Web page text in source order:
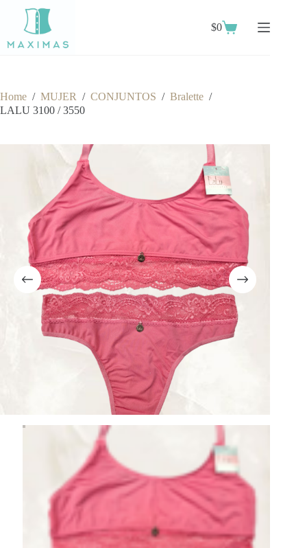
content
Shopping
$0
Home / MUJER / CONJUNTOS / Bralette /
LALU 3100 / 3550